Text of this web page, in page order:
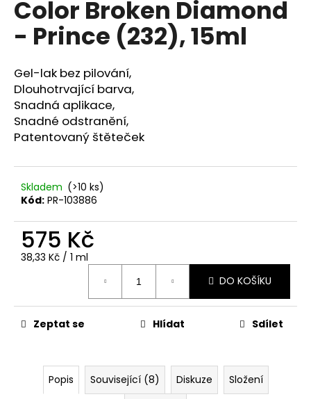
Color Broken Diamond
- Prince (232), 15ml
Gel-lak bez pilování,
Dlouhotrvající barva,
Snadná aplikace,
Snadné odstranění,
Patentovaný štěteček
Skladem (>10 ks)
Kód: PR-103886
575 Kč
Měrná
38,33 Kč / 1 ml
DO KOŠÍKU
Zeptat se Hlídat Sdílet
Popis Související (8) Diskuze
Složení
a
j
t
?
D
p
u